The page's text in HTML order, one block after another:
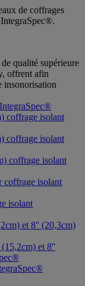
coffrage isolant
coffrage isolant
coffrage isolant
coffrage isolant
isolant
et 8'' (20,3cm)
et 8''